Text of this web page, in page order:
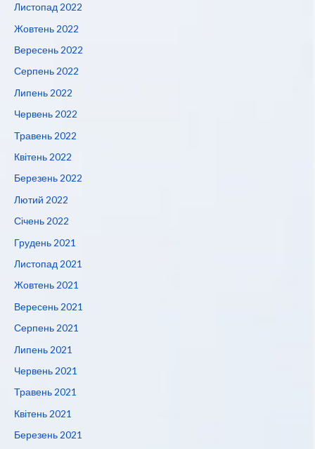
Листопад 2022
Жовтень 2022
Вересень 2022
Серпень 2022
Липень 2022
Червень 2022
Травень 2022
Квітень 2022
Березень 2022
Лютий 2022
Січень 2022
Грудень 2021
Листопад 2021
Жовтень 2021
Вересень 2021
Серпень 2021
Липень 2021
Червень 2021
Травень 2021
Квітень 2021
Березень 2021